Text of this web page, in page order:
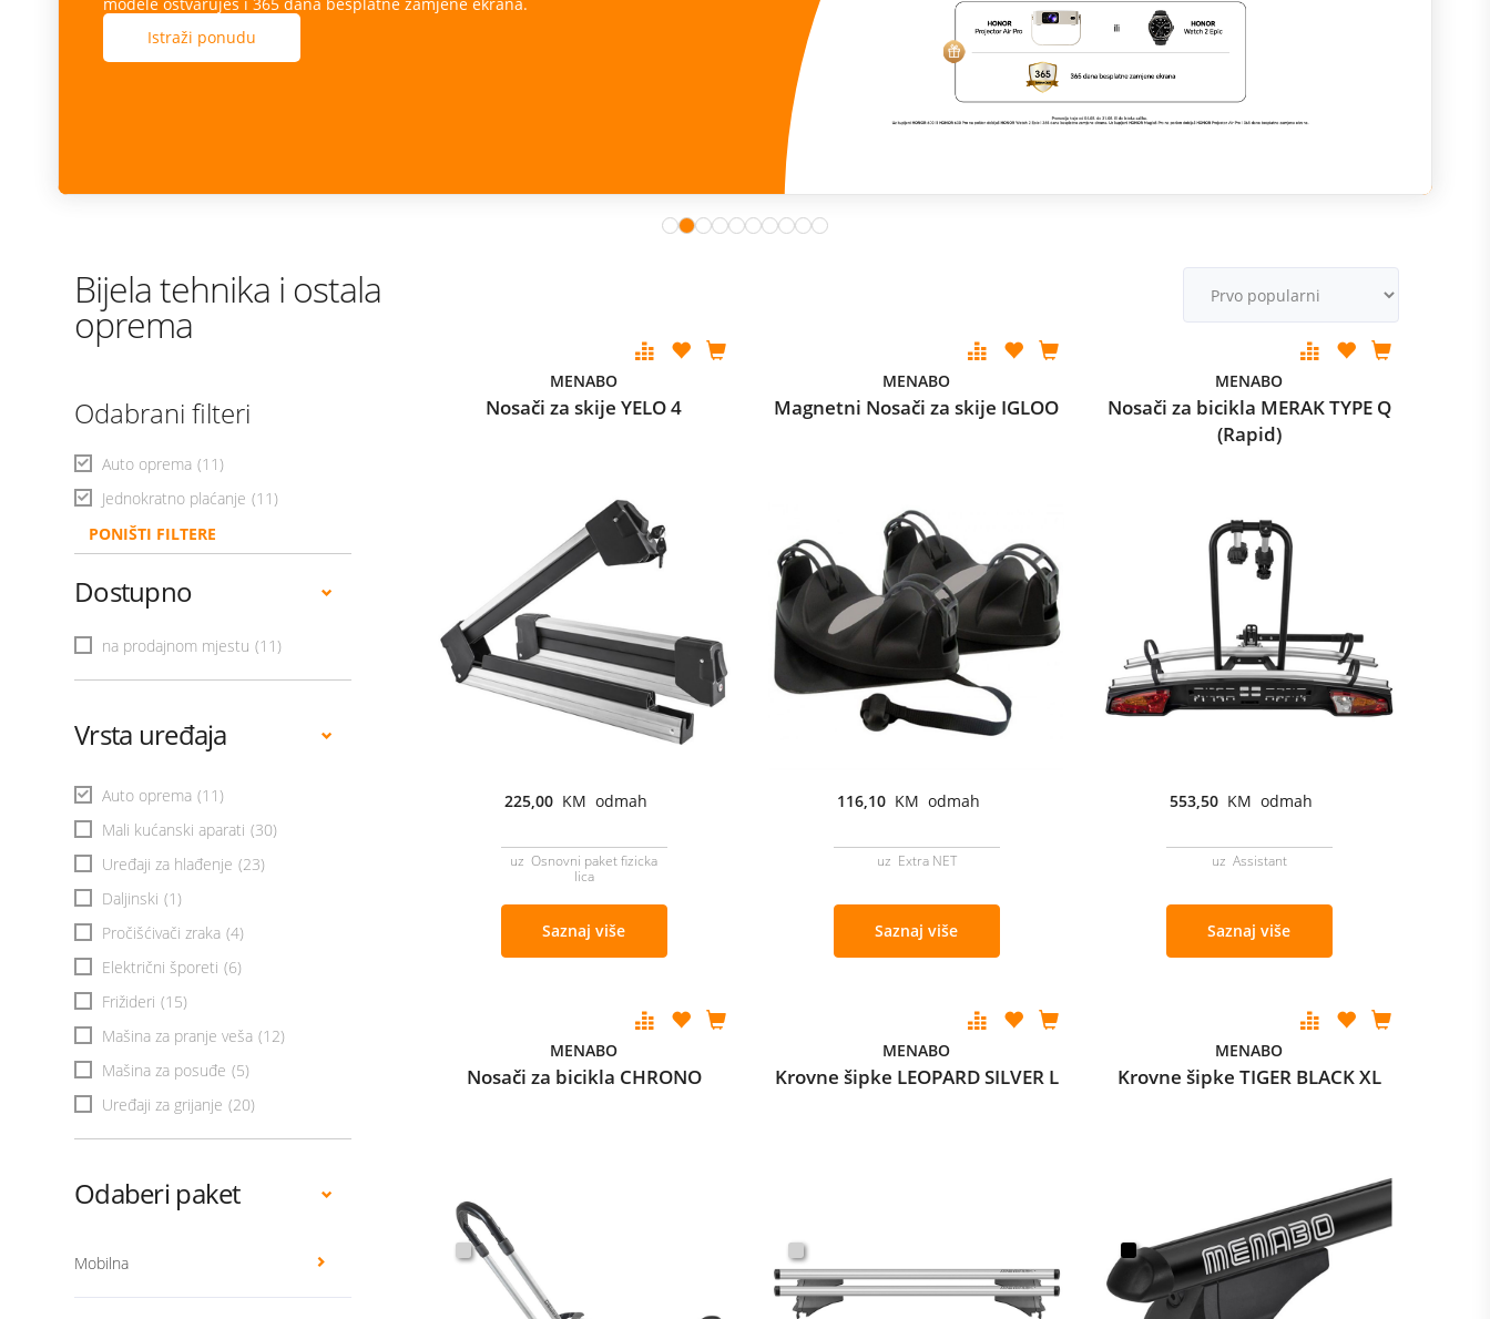
Istraži ponudu
Bijela tehnika i ostala
oprema
Odabrani filteri
Auto oprema (11)
Jednokratno plaćanje (11)
PONIŠTI FILTERE
Dostupno
na prodajnom mjestu (11)
Vrsta uređaja
Auto oprema (11)
Mali kućanski aparati (30)
Uređaji za hlađenje (23)
Daljinski (1)
Pročišćivači zraka (4)
Električni šporeti (6)
Frižideri (15)
Mašina za pranje veša (12)
Mašina za posuđe (5)
Uređaji za grijanje (20)
Odaberi paket
Mobilna
MENABO
Nosači za skije YELO 4
225,00 KM odmah
uz Osnovni paket fizicka
lica
Saznaj više
MENABO
Magnetni Nosači za skije IGLOO
116,10 KM odmah
uz Extra NET
Saznaj više
MENABO
Nosači za bicikla MERAK TYPE Q
(Rapid)
553,50 KM odmah
uz Assistant
Saznaj više
MENABO
Nosači za bicikla CHRONO
MENABO
Krovne šipke LEOPARD SILVER L
MENABO
Krovne šipke TIGER BLACK XL